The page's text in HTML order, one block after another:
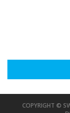
COPYRIGHT ©